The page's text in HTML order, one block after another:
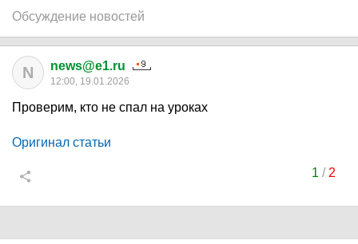
Обсуждение новостей
N news@e1.ru
12:00, 19.01.2026
Проверим, кто не спал на уроках
Оригинал статьи
1 / 2